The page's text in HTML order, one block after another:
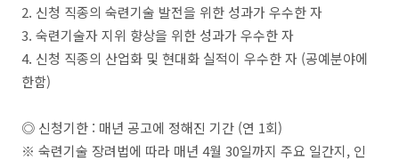
2. 신청 직종의 숙련기술 발전을 위한 성과가 우수한 자
3. 숙련기술자 지위 향상을 위한 성과가 우수한 자
4. 신청 직종의 산업화 및 현대화 실적이 우수한 자 (공예분야에
한함)
◎ 신청기한 : 매년 공고에 정해진 기간 (연 1회)
※ 숙련기술 장려법에 따라 매년 4월 30일까지 주요 일간지, 인